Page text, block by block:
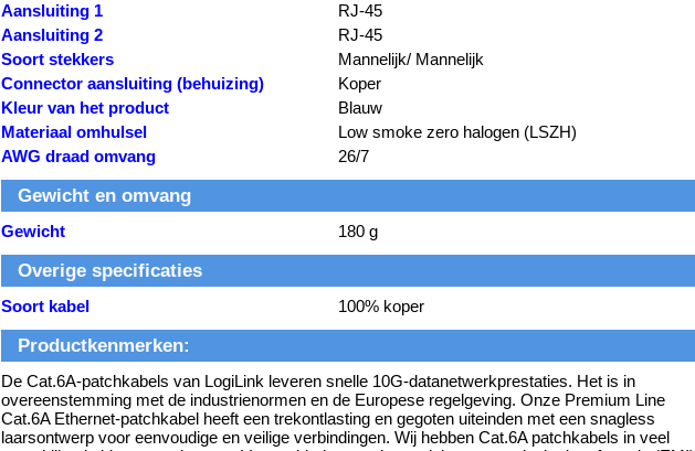
Aansluiting 1
RJ-45
Aansluiting 2
RJ-45
Soort stekkers
Mannelijk/ Mannelijk
Connector aansluiting (behuizing)
Koper
Kleur van het product
Blauw
Materiaal omhulsel
Low smoke zero halogen (LSZH)
AWG draad omvang
26/7
Gewicht en omvang
Gewicht 180 g
Overige specificaties
Soort kabel 100% koper
Productkenmerken:
De Cat.6A-patchkabels van LogiLink leveren snelle 10G-datanetwerkprestaties. Het is in
overeenstemming met de industrienormen en de Europese regelgeving. Onze Premium Line
Cat.6A Ethernet-patchkabel heeft een trekontlasting en gegoten uiteinden met een snagless
laarsontwerp voor eenvoudige en veilige verbindingen. Wij hebben Cat.6A patchkabels in veel